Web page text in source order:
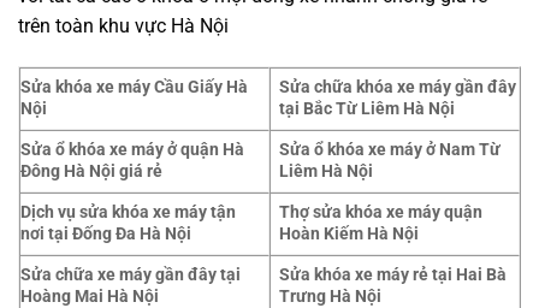
trên toàn khu vực Hà Nội
Sửa khóa xe máy Cầu Giấy Hà
Nội
Sửa chữa khóa xe máy gần đây
tại Bắc Từ Liêm Hà Nội
Sửa ổ khóa xe máy ở quận Hà
Đông Hà Nội giá rẻ
Sửa ổ khóa xe máy ở Nam Từ
Liêm Hà Nội
Dịch vụ sửa khóa xe máy tận
nơi tại Đống Đa Hà Nội
Thợ sửa khóa xe máy quận
Hoàn Kiếm Hà Nội
Sửa chữa xe máy gần đây tại
Hoàng Mai Hà Nội
Sửa khóa xe máy rẻ tại Hai Bà
Trưng Hà Nội